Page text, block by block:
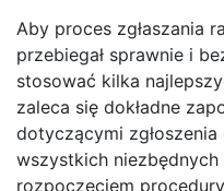
Aby proces zgłaszania
przebiegał sprawnie i
stosować kilka
zaleca się dokładne
dotyczącymi
wszystkich
rozpoczęciem